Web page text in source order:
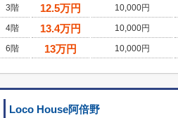
3階
12.5万円 10,000円
4階
13.4万円 10,000円
6階
13万円 10,000円
Loco House阿倍野